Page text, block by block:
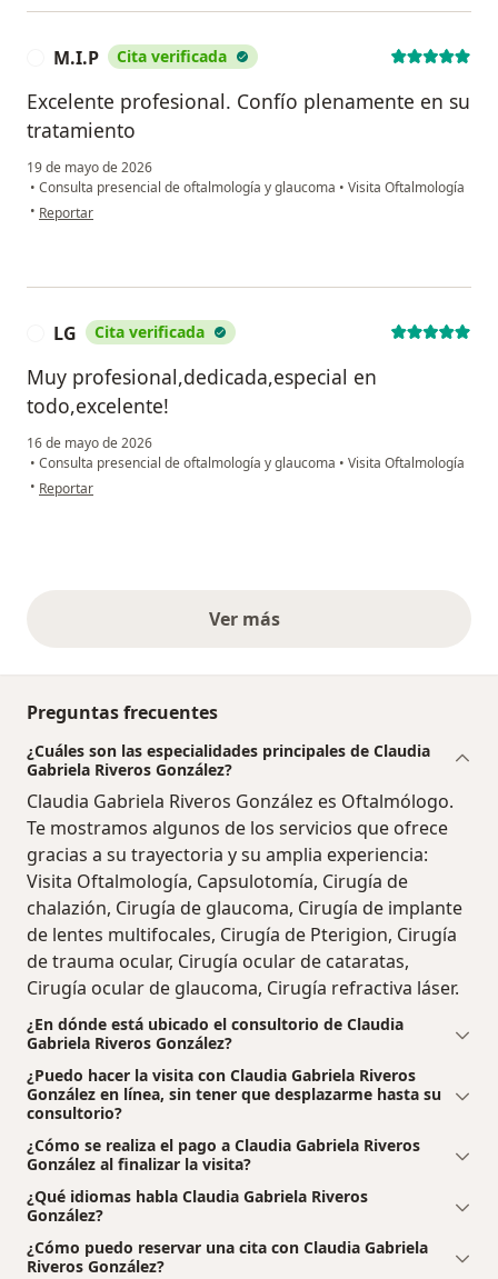
M.I.P Cita verificada
Excelente profesional. Confío plenamente en su
tratamiento
19 de mayo de 2026
• Consulta presencial de oftalmología y glaucoma • Visita Oftalmología
• en opinión del usuario M.I.P
Reportar
LG Cita verificada
Muy profesional,dedicada,especial en
todo,excelente!
16 de mayo de 2026
• Consulta presencial de oftalmología y glaucoma • Visita Oftalmología
• en opinión del usuario LG
Reportar
Ver másopiniones anteriores
Preguntas frecuentes
¿Cuáles son las especialidades principales de Claudia
Gabriela Riveros González?
Claudia Gabriela Riveros González es Oftalmólogo.
Te mostramos algunos de los servicios que ofrece
gracias a su trayectoria y su amplia experiencia:
Visita Oftalmología, Capsulotomía, Cirugía de
chalazión, Cirugía de glaucoma, Cirugía de implante
de lentes multifocales, Cirugía de Pterigion, Cirugía
de trauma ocular, Cirugía ocular de cataratas,
Cirugía ocular de glaucoma, Cirugía refractiva láser.
¿En dónde está ubicado el consultorio de Claudia
Gabriela Riveros González?
¿Puedo hacer la visita con Claudia Gabriela Riveros
González en línea, sin tener que desplazarme hasta su
consultorio?
¿Cómo se realiza el pago a Claudia Gabriela Riveros
González al finalizar la visita?
¿Qué idiomas habla Claudia Gabriela Riveros
González?
¿Cómo puedo reservar una cita con Claudia Gabriela
Riveros González?